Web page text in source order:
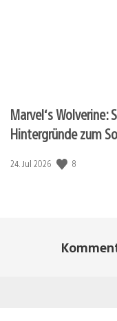
Marvel‘s Wolverine:
Hintergründe zum
Veröffentlichungsdatum:
24. Jul 2026 8